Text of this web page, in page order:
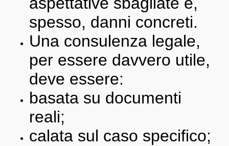
spesso, danni concreti.
Una consulenza legale,
per essere davvero utile,
deve essere:
basata su documenti
reali;
calata sul caso specifico;